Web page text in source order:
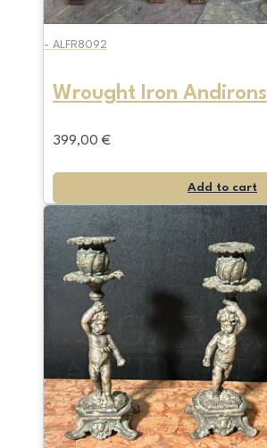
- ALFR8092
Wrought Iron Andirons
399,00 €
Add to cart